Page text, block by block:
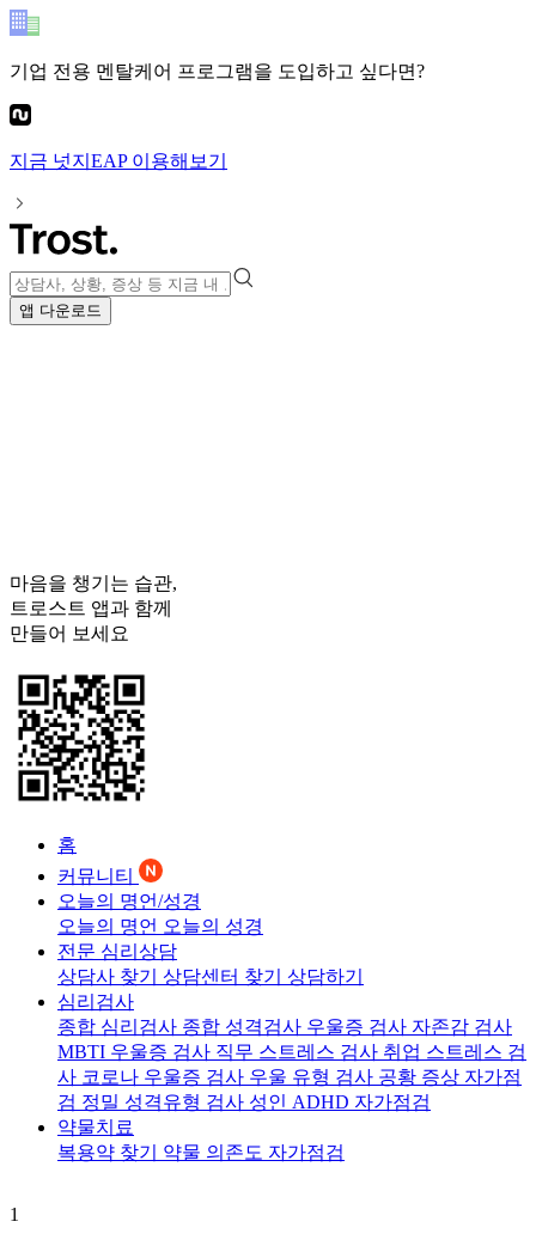
기업 전용 멘탈케어 프로그램을 도입하고 싶다면?
지금 넛지EAP이용해보기
앱 다운로드
마음을 챙기는 습관,
트로스트 앱과 함께
만들어 보세요
홈
커뮤니티
오늘의 명언/성경
오늘의 명언 오늘의 성경
전문 심리상담
상담사 찾기 상담센터 찾기 상담하기
심리검사
종합 심리검사 종합 성격검사 우울증 검사 자존감 검사
MBTI 우울증 검사 직무 스트레스 검사 취업 스트레스 검
사 코로나 우울증 검사 우울 유형 검사 공황 증상 자가점
검 정밀 성격유형 검사 성인 ADHD 자가점검
약물치료
복용약 찾기 약물 의존도 자가점검
1